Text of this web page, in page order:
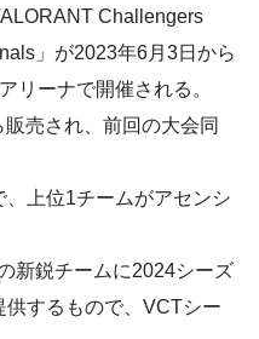
Challengers
」が2023年6月3日から
リーナで開催される。
売され、前回の大会同
上位1チームがアセンシ
新鋭チームに2024シーズ
供するもので、VCTシー